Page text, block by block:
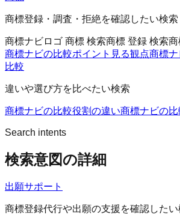
商標登録・調査・拒絶を確認したい検索
商標ナビロゴ 商標 検索商標 登録 検索商
商標ナビの比較ポイント 見る観点商標ナ
比較
違いや選び方を比べたい検索
商標ナビの比較役割の違い商標ナビの比
Search intents
検索意図の詳細
出願サポート
商標登録代行や出願の支援を確認したい